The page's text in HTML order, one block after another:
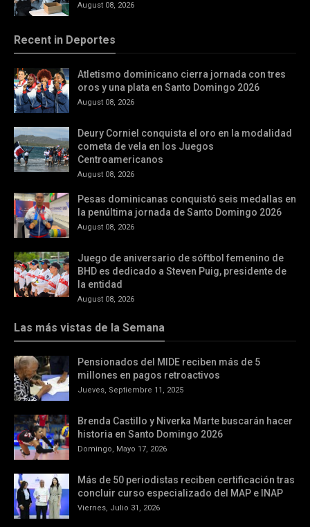
August 08, 2026
Recent in Deportes
Atletismo dominicano cierra jornada con tres
oros y una plata en Santo Domingo 2026
August 08, 2026
Deury Corniel conquista el oro en la modalidad
cometa de vela en los Juegos
Centroamericanos
August 08, 2026
Pesas dominicanas conquistó seis medallas en
la penúltima jornada de Santo Domingo 2026
August 08, 2026
Juego de aniversario de sóftbol femenino de
BHD es dedicado a Steven Puig, presidente de
la entidad
August 08, 2026
Las más vistas de la Semana
Pensionados del MIDE reciben más de 5
millones en pagos retroactivos
Jueves, Septiembre 11, 2025
Brenda Castillo y Niverka Marte buscarán hacer
historia en Santo Domingo 2026
Domingo, Mayo 17, 2026
Más de 50 periodistas reciben certificación tras
concluir curso especializado del MAP e INAP
Viernes, Julio 31, 2026